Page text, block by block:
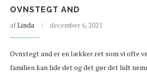
OVNSTEGT AND
afLinda december 6, 2021
Ovnstegt and er en lækker ret som vi ofte
familien kan lide det og det gør det lidt